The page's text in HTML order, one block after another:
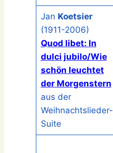
Jan Koetsier
(1911-2006)
Quod libet: In
dulci jubilo/Wie
schön leuchtet
der Morgenstern
aus der
Weihnachtslieder-
Suite